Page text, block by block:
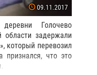
09.11.2017
Голочево
области задержали
который перевозил
что это